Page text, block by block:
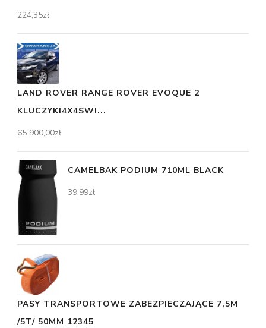
224,35zł
LAND ROVER RANGE ROVER EVOQUE 2
KLUCZYKI4X4SWI...
65 900,00zł
CAMELBAK PODIUM 710ML BLACK
39,99zł
PASY TRANSPORTOWE ZABEZPIECZAJĄCE 7,5M
/5T/ 50MM 12345